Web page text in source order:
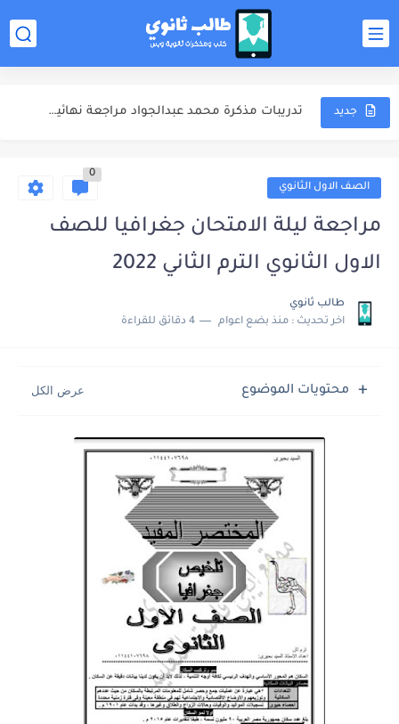
جديد تدريبات مذكرة محمد عبدالجواد مراجعة نهائية كيمياء للصف الثالث الثانوي...
الصف الاول الثانوي
0
مراجعة ليلة الامتحان جغرافيا للصف
الاول الثانوي الترم الثاني 2022
طالب ثانوي
اخر تحديث : منذ بضع اعوام 4 دقائق للقراءة
محتويات الموضوع